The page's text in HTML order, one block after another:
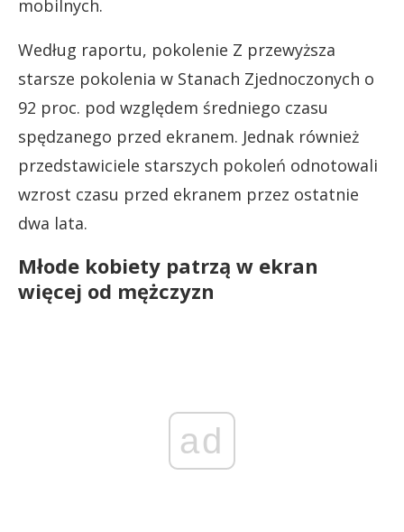
mobilnych.
Według raportu, pokolenie Z przewyższa
starsze pokolenia w Stanach Zjednoczonych o
92 proc. pod względem średniego czasu
spędzanego przed ekranem. Jednak również
przedstawiciele starszych pokoleń odnotowali
wzrost czasu przed ekranem przez ostatnie
dwa lata.
Młode kobiety patrzą w ekran
więcej od mężczyzn
ad